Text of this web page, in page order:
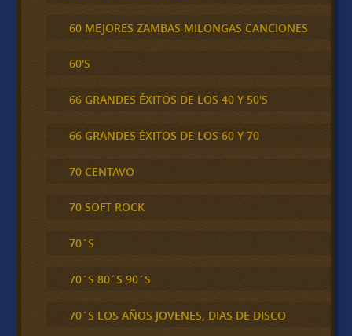
60 MEJORES ZAMBAS MILONGAS CANCIONES
60'S
66 GRANDES ÉXITOS DE LOS 40 Y 50'S
66 GRANDES ÉXITOS DE LOS 60 Y 70
70 CENTAVO
70 SOFT ROCK
70´S
70´S 80´S 90´S
70´S LOS AÑOS JOVENES, DIAS DE DISCO